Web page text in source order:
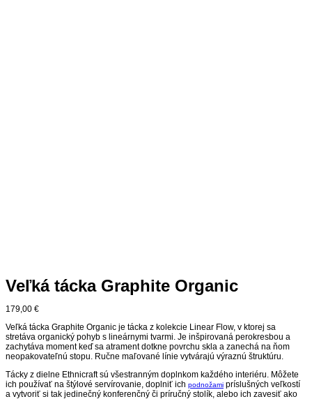
Veľká tácka Graphite Organic
179,00 €
Veľká tácka Graphite Organic je tácka z kolekcie Linear Flow, v ktorej sa
stretáva organický pohyb s lineárnymi tvarmi. Je inšpirovaná perokresbou a
zachytáva moment keď sa atrament dotkne povrchu skla a zanechá na ňom
neopakovateľnú stopu. Ručne maľované línie vytvárajú výraznú štruktúru.
Tácky z dielne Ethnicraft sú všestranným doplnkom každého interiéru. Môžete
ich používať na štýlové servírovanie, doplniť ich podnožami príslušných veľkostí
a vytvoriť si tak jedinečný konferenčný či príručný stolík, alebo ich zavesiť ako